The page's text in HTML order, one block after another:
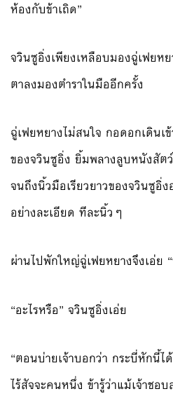
ห้องกับข้าเถิด”
จวินซูอิ่งเพียงเหลือบมองฉู่เฟยห
ตาลงมองตำราในมืออีกครั้ง
ฉู่เฟยหยางไม่สนใจ กอดอกเดินเ
ของจวินซูอิ่ง ยิ้มพลางลูบหนังสัต
จนถึงนิ้วมือเรียวยาวของจวินซูอิ่
อย่างละเอียด ทีละนิ้วๆ
ผ่านไปพักใหญ่ฉู่เฟยหยางจึงเอ่ย
“อะไรหรือ” จวินซูอิ่งเอ่ย
“ตอนบ่ายเจ้าบอกว่า กระบี่หักนี้
ไร้สัจจะคนหนึ่ง ข้ารู้ว่าแม้เจ้าชอ